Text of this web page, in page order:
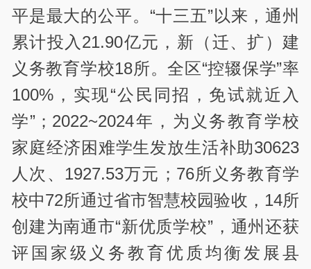
平是最大的公平。“十三五”以来，通州
累计投入21.90亿元，新（迁、扩）建
义务教育学校18所。全区“控辍保学”率
100%，实现“公民同招，免试就近入
学”；2022~2024年，为义务教育学校
家庭经济困难学生发放生活补助30623
人次、1927.53万元；76所义务教育学
校中72所通过省市智慧校园验收，14所
创建为南通市“新优质学校”，通州还获
评国家级义务教育优质均衡发展县